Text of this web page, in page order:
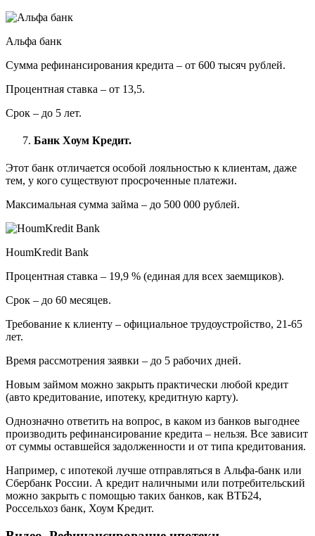
Альфа банк
Сумма рефинансирования кредита – от 600 тысяч рублей.
Процентная ставка – от 13,5.
Срок – до 5 лет.
Банк Хоум Кредит.
Этот банк отличается особой лояльностью к клиентам, даже
тем, у кого существуют просроченные платежи.
Максимальная сумма займа – до 500 000 рублей.
HoumKredit Bank
Процентная ставка – 19,9 % (единая для всех заемщиков).
Срок – до 60 месяцев.
Требование к клиенту – официальное трудоустройство, 21-65
лет.
Время рассмотрения заявки – до 5 рабочих дней.
Новым займом можно закрыть практически любой кредит
(авто кредитование, ипотеку, кредитную карту).
Однозначно ответить на вопрос, в каком из банков выгоднее
производить рефинансирование кредита – нельзя. Все зависит
от суммы оставшейся задолженности и от типа кредитования.
Например, с ипотекой лучше отправляться в Альфа-банк или
Сбербанк России. А кредит наличными или потребительский
можно закрыть с помощью таких банков, как ВТБ24,
Россельхоз банк, Хоум Кредит.